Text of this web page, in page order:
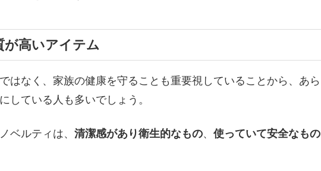
が高いアイテム
はなく、家族の健康を守ることも重要視していることから、あら
している人も多いでしょう。
ベルティは、 清潔感があり衛生的なもの、 使っていて安全なもの